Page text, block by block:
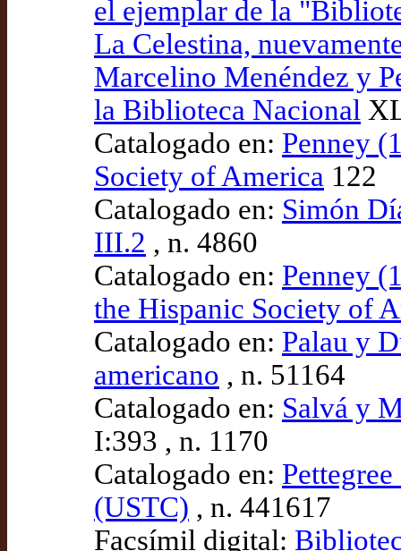
el ejemplar de la
La Celestina,
Marcelino Menéndez y
la Biblioteca Nacional
Catalogado en: Penney
Society of America 122
Catalogado en: Simón
III.2 , n. 4860
Catalogado en: Penney
the Hispanic Society of
Catalogado en: Palau y
americano , n. 51164
Catalogado en: Salvá y
I:393 , n. 1170
Catalogado en:
(USTC) , n. 441617
Facsímil digital: